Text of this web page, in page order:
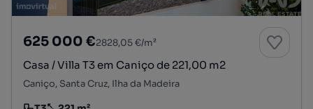
625 000 €2828,05 €/m²
Casa / Villa T3 em Caniço de 221,00 m2
Caniço, Santa Cruz, Ilha da Madeira